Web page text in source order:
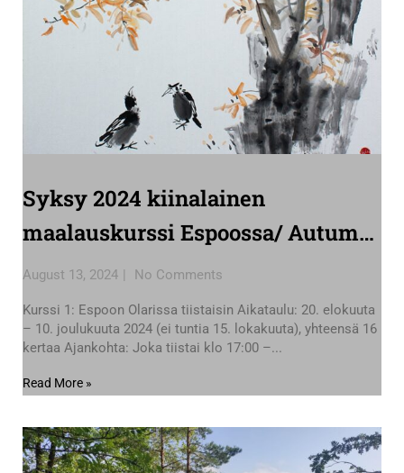
Syksy 2024 kiinalainen
maalauskurssi Espoossa/ Autumn
2024 Chinese painting course in
Espoo
August 13, 2024 No Comments
Kurssi 1: Espoon Olarissa tiistaisin Aikataulu: 20. elokuuta
– 10. joulukuuta 2024 (ei tuntia 15. lokakuuta), yhteensä 16
kertaa Ajankohta: Joka tiistai klo 17:00 –...
Read More »